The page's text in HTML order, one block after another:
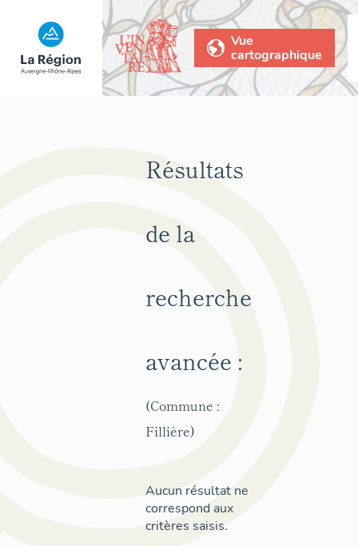
Vue
cartographique
Résultats
de la
recherche
avancée :
(Commune :
Fillière)
Aucun résultat ne
correspond aux
critères saisis.